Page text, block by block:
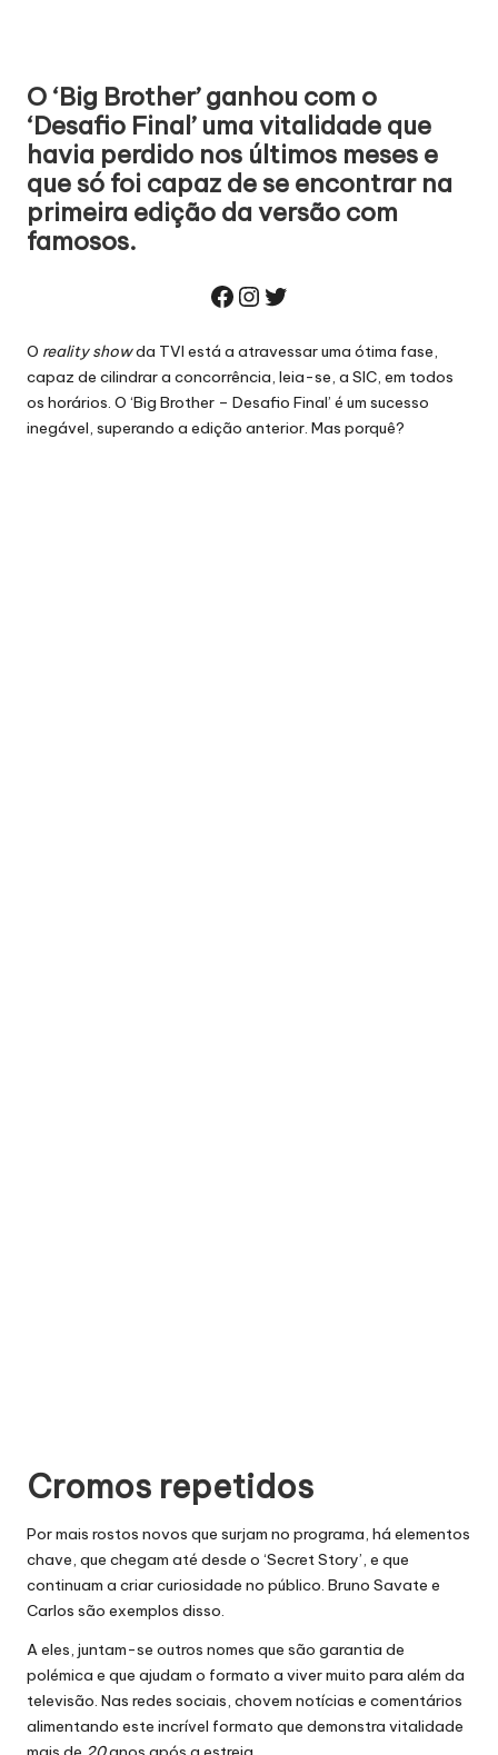
O ‘Big Brother’ ganhou com o
‘Desafio Final’ uma vitalidade que
havia perdido nos últimos meses e
que só foi capaz de se encontrar na
primeira edição da versão com
famosos.
Facebook
Instagram
Twitter
O reality showda TVI está a atravessar uma ótima fase,
capaz de cilindrar a concorrência, leia-se, a SIC, em todos
os horários. O ‘Big Brother – Desafio Final’ é um sucesso
inegável, superando a edição anterior. Mas porquê?
Cromos repetidos
Por mais rostos novos que surjam no programa, há elementos
chave, que chegam até desde o ‘Secret Story’, e que
continuam a criar curiosidade no público. Bruno Savate e
Carlos são exemplos disso.
A eles, juntam-se outros nomes que são garantia de
polémica e que ajudam o formato a viver muito para além da
televisão. Nas redes sociais, chovem notícias e comentários
alimentando este incrível formato que demonstra vitalidade